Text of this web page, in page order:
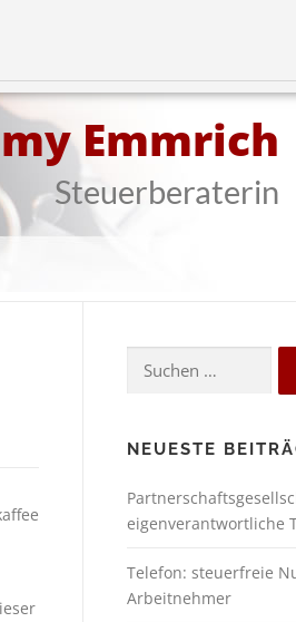
Emmrich
Steuerberaterin
NEUESTE
eigenverantwortliche
Telefon: steuerfreie
Arbeitnehmer